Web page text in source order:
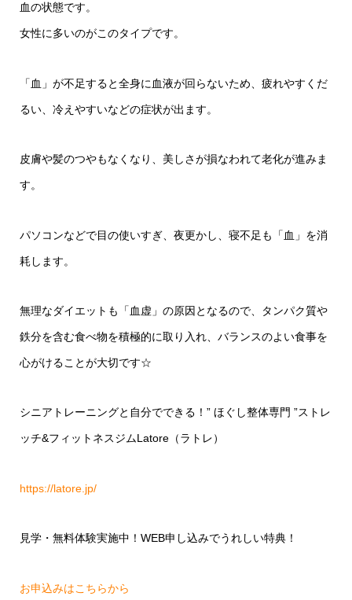
血の状態です。
女性に多いのがこのタイプです。
「血」が不足すると全身に血液が回らないため、疲れやすくだ
るい、冷えやすいなどの症状が出ます。
皮膚や髪のつやもなくなり、美しさが損なわれて老化が進みま
す。
パソコンなどで目の使いすぎ、夜更かし、寝不足も「血」を消
耗します。
無理なダイエットも「血虚」の原因となるので、タンパク質や
鉄分を含む食べ物を積極的に取り入れ、バランスのよい食事を
心がけることが大切です☆
シニアトレーニングと自分でできる！ ” ほぐし整体専門 ”ストレ
ッチ&フィットネスジムLatore（ラトレ）
https://latore.jp/
見学・無料体験実施中！ WEB申し込みでうれしい特典！
お申込みはこちらから